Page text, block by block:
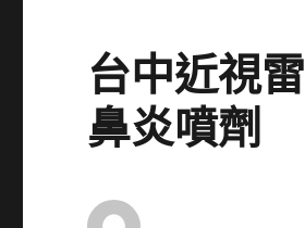
台中近視
鼻炎噴劑